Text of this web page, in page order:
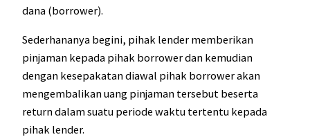
dana (borrower).
Sederhananya begini, pihak lender memberikan
pinjaman kepada pihak borrower dan kemudian
dengan kesepakatan diawal pihak borrower akan
mengembalikan uang pinjaman tersebut beserta
return dalam suatu periode waktu tertentu kepada
pihak lender.